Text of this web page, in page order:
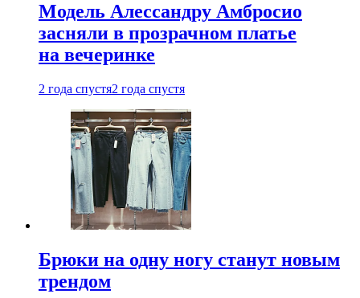
Модель Алессандру Амбросио
засняли в прозрачном платье
на вечеринке
2 года спустя2 года спустя
Брюки на одну ногу станут новым
трендом